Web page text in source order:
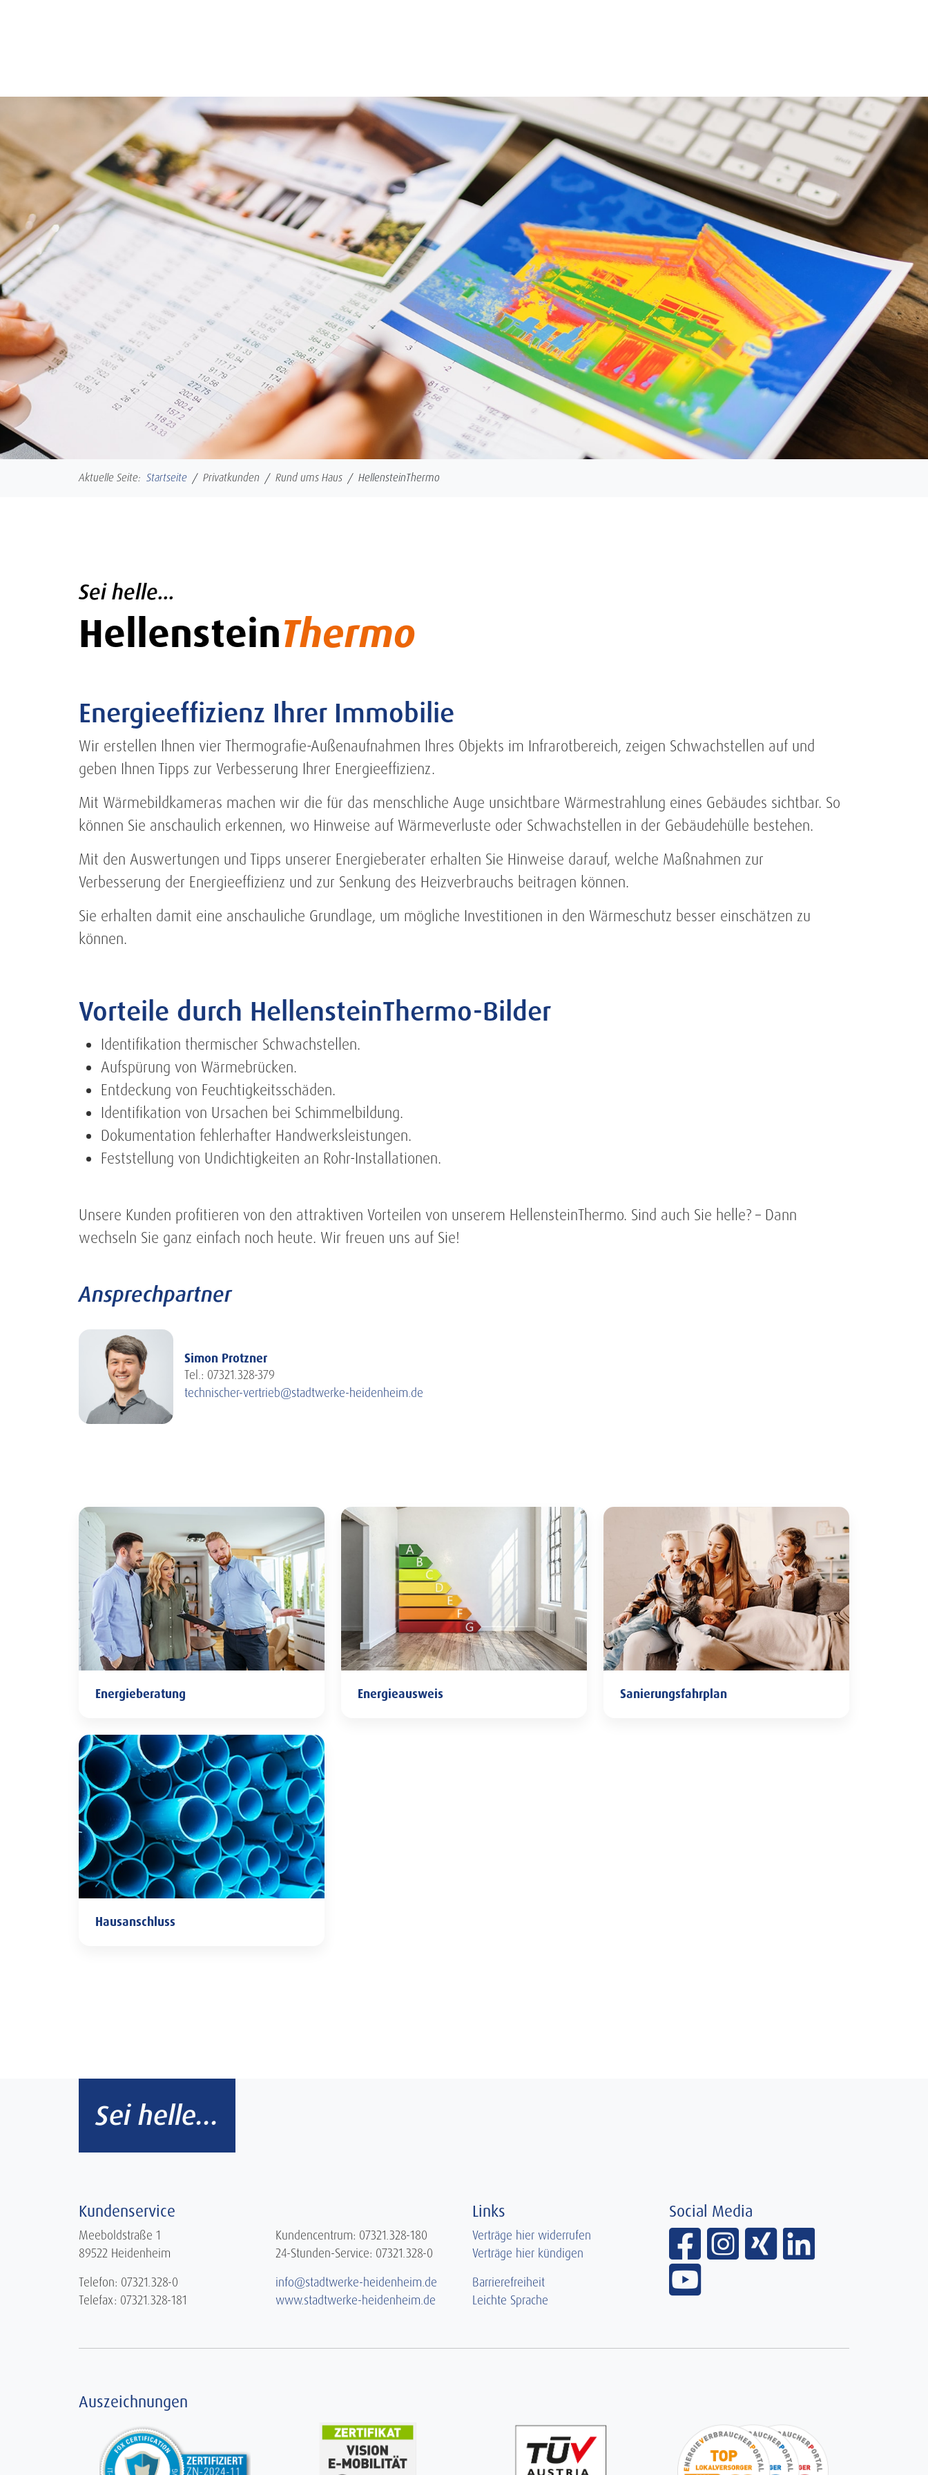
Hauptmenü öffnen
Aktuelle Seite: Startseite Privatkunden Rund ums Haus HellensteinThermo
Sei helle...
HellensteinThermo
Energieeffizienz Ihrer Immobilie
Wir erstellen Ihnen vier Thermografie-Außenaufnahmen Ihres Objekts im Infrarotbereich, zeigen Schwachstellen auf und
geben Ihnen Tipps zur Verbesserung Ihrer Energieeffizienz.
Mit Wärmebildkameras machen wir die für das menschliche Auge unsichtbare Wärmestrahlung eines Gebäudes sichtbar. So
können Sie anschaulich erkennen, wo Hinweise auf Wärmeverluste oder Schwachstellen in der Gebäudehülle bestehen.
Mit den Auswertungen und Tipps unserer Energieberater erhalten Sie Hinweise darauf, welche Maßnahmen zur
Verbesserung der Energieeffizienz und zur Senkung des Heizverbrauchs beitragen können.
Sie erhalten damit eine anschauliche Grundlage, um mögliche Investitionen in den Wärmeschutz besser einschätzen zu
können.
Vorteile durch HellensteinThermo-Bilder
Identifikation thermischer Schwachstellen.
Aufspürung von Wärmebrücken.
Entdeckung von Feuchtigkeitsschäden.
Identifikation von Ursachen bei Schimmelbildung.
Dokumentation fehlerhafter Handwerksleistungen.
Feststellung von Undichtigkeiten an Rohr-Installationen.
Unsere Kunden profitieren von den attraktiven Vorteilen von unserem HellensteinThermo. Sind auch Sie helle? – Dann
wechseln Sie ganz einfach noch heute. Wir freuen uns auf Sie!
Ansprechpartner
Simon Protzner
Tel.: 07321.328-379
technischer-vertrieb@stadtwerke-heidenheim.de
Energieberatung Energieausweis Sanierungsfahrplan
Hausanschluss
Sei helle...
Kundenservice
Meeboldstraße 1
89522 Heidenheim
Telefon: 07321.328-0
Telefax: 07321.328-181
Kundencentrum: 07321.328-180
24-Stunden-Service: 07321.328-0
info@stadtwerke-heidenheim.de
www.stadtwerke-heidenheim.de
Links
Verträge hier widerrufen
Verträge hier kündigen
Barrierefreiheit
Leichte Sprache
Social Media
FacebookInstagram
xing
Auszeichnungen